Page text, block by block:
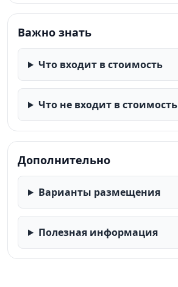
Важно знать
Что входит в стоимость
Что не входит в стоимость
Дополнительно
Варианты размещения
Полезная информация